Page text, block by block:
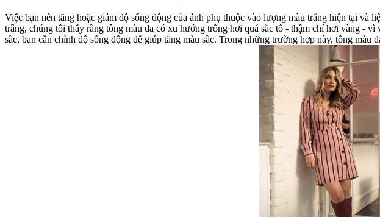
Việc bạn nên tăng hoặc giảm độ sống động của ảnh phụ thuộc vào lượng màu trắng hiện tại và liệu có nhiều màu sáng hay
trắng, chúng tôi thấy rằng tông màu da có xu hướng trông hơi quá sắc tố - thậm chí hơi vàng - vì vậy hãy giảm sự sống động
sắc, bạn cần chỉnh độ sống động để giúp tăng màu sắc. Trong những trường hợp này, tông